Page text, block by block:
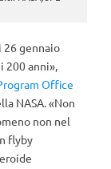
26 gennaio
200 anni»,
Office
NASA. «Non
non nel
flyby